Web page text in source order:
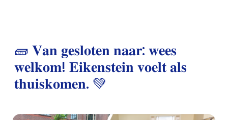
🧱 𝐕𝐚𝐧 𝐠𝐞𝐬𝐥𝐨𝐭𝐞𝐧 𝐧𝐚𝐚𝐫: 𝐰𝐞𝐞𝐬
𝐰𝐞𝐥𝐤𝐨𝐦! 𝐄𝐢𝐤𝐞𝐧𝐬𝐭𝐞𝐢𝐧 𝐯𝐨𝐞𝐥𝐭 𝐚𝐥𝐬
𝐭𝐡𝐮𝐢𝐬𝐤𝐨𝐦𝐞𝐧. 💚